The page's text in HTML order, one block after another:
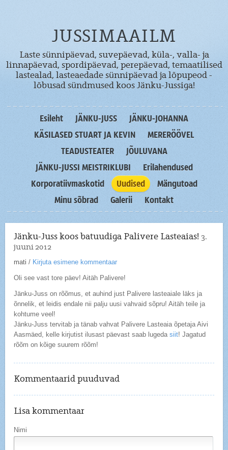
JUSSIMAAILM
Laste sünnipäevad, suvepäevad, küla-, valla- ja
linnapäevad, spordipäevad, perepäevad, temaatilised
lastealad, lasteaedade sünnipäevad ja lõpupeod -
lõbusad sündmused koos Jänku-Jussiga!
Esileht JÄNKU-JUSS
JÄNKU-JOHANNA
KÄSILASED STUART JA KEVIN
MERERÖÖVEL
TEADUSTEATER
JÕULUVANA
JÄNKU-JUSSI MEISTRIKLUBI
Erilahendused
Korporatiivmaskotid
Uudised
Mängutoad
Minu sõbrad
Galerii Kontakt
Jänku-Juss koos batuudiga Palivere Lasteaias! 3.
juuni 2012
mati / Kirjuta esimene kommentaar
Oli see vast tore päev! Aitäh Palivere!
Jänku-Juss on rõõmus, et auhind just Palivere lasteaiale läks ja
õnnelik, et leidis endale nii palju uusi vahvaid sõpru! Aitäh teile ja
kohtume veel!
Jänku-Juss tervitab ja tänab vahvat Palivere Lasteaia õpetaja Aivi
Aasmäed, kelle kirjutist ilusast päevast saab lugedasiit! Jagatud
rõõm on kõige suurem rõõm!
Kommentaarid puuduvad
Lisa kommentaar
Nimi